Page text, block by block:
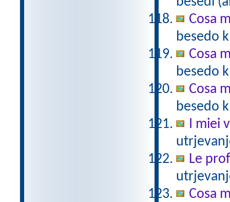
Cosa
besedo
Cosa
besedo
Cosa
besedo
I miei
Le
Cosa